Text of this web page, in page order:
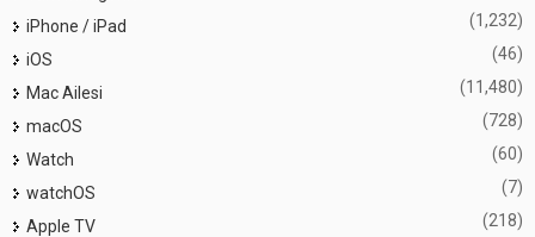
iPhone / iPad
(1,232)
iOS (46)
Mac Ailesi (11,480)
macOS (728)
Watch (60)
watchOS (7)
Apple TV (218)